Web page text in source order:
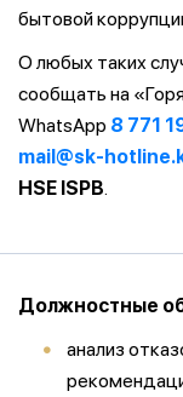
бытовой
О любых таких
сообщать на
WhatsApp 8 771
mail@sk-
HSE ISPB.
Должностные
анализ